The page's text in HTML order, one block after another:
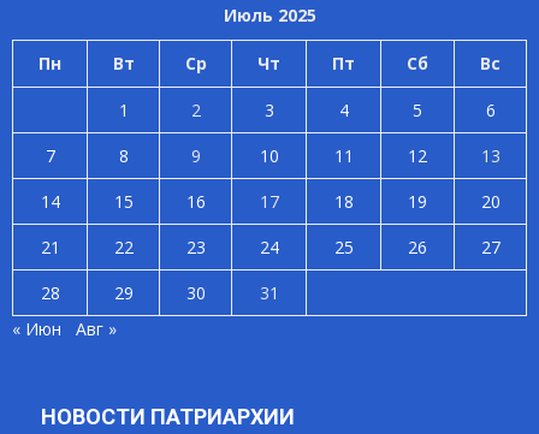
Июль 2025
Пн Вт Ср Чт Пт Сб Вс
1 2 3 4 5
6
7
8 9 10 11 12
13
14
15 16 17 18 19
20
21
22 23 24 25 26
27
28
29 30
31
« Июн
Авг »
НОВОСТИ ПАТРИАРХИИ